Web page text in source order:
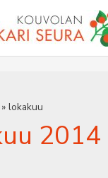
lokakuu
2014